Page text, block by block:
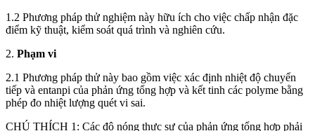
1.2 Phương pháp thử nghiệm này hữu ích cho việc chấp nhận đặc
điểm kỹ thuật, kiểm soát quá trình và nghiên cứu.
2. Phạm vi
2.1 Phương pháp thử này bao gồm việc xác định nhiệt độ chuyển
tiếp và entanpi của phản ứng tổng hợp và kết tinh các polyme bằng
phép đo nhiệt lượng quét vi sai.
CHÚ THÍCH 1: Các độ nóng thực sự của phản ứng tổng hợp phải